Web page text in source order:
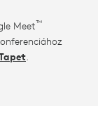
Meet™
.